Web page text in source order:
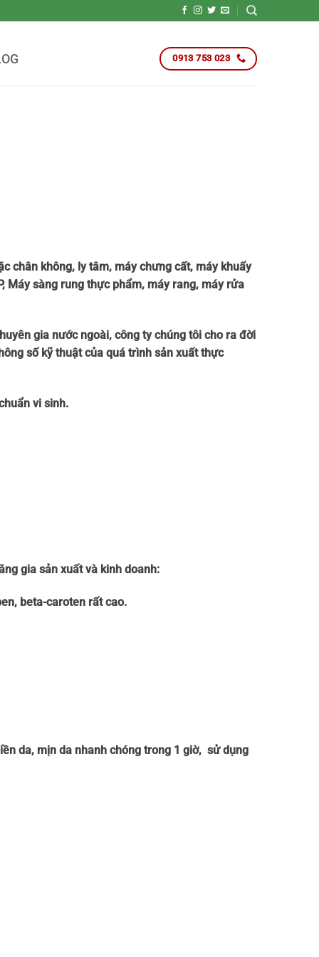
0913 753 023
chân không, ly tâm, máy chưng cất, máy khuấy
Máy sàng rung thực phẩm, máy rang, máy rửa
gia nước ngoài, công ty chúng tôi cho ra đời
số kỹ thuật của quá trình sản xuất thực
vi sinh.
gia sản xuất và kinh doanh:
beta-caroten rất cao.
da, mịn da nhanh chóng trong 1 giờ, sử dụng